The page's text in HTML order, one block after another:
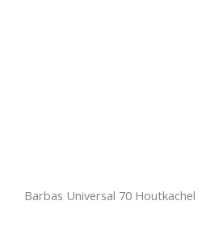
Barbas Universal 70 Houtkachel